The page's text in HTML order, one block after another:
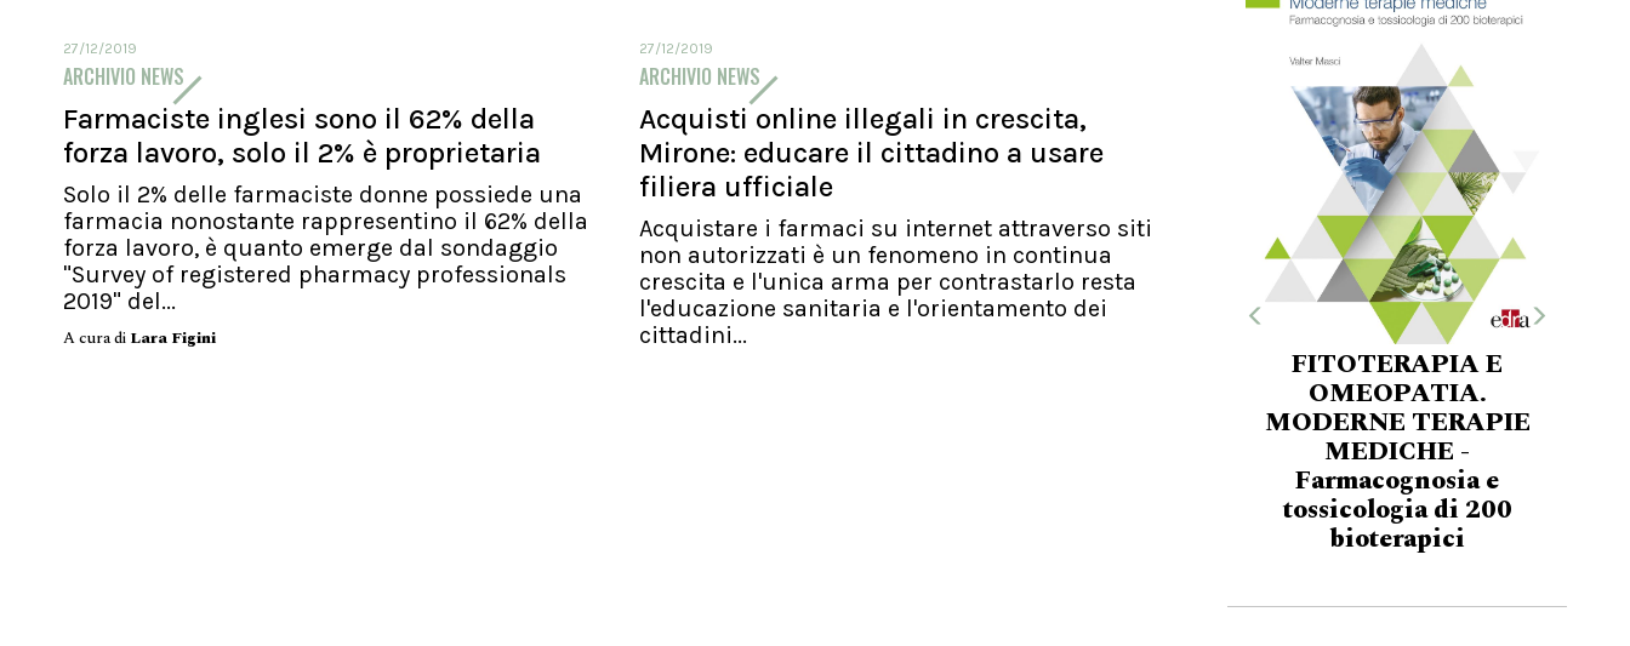
27/12/2019
ARCHIVIO NEWS
Farmaciste inglesi sono il 62% della
forza lavoro, solo il 2% è proprietaria
Solo il 2% delle farmaciste donne possiede una
farmacia nonostante rappresentino il 62% della
forza lavoro, è quanto emerge dal sondaggio
"Survey of registered pharmacy professionals
2019" del...
A cura di Lara Figini
27/12/2019
ARCHIVIO NEWS
Acquisti online illegali in crescita,
Mirone: educare il cittadino a usare
filiera ufficiale
Acquistare i farmaci su internet attraverso siti
non autorizzati è un fenomeno in continua
crescita e l'unica arma per contrastarlo resta
l'educazione sanitaria e l'orientamento dei
cittadini...
FITOTERAPIA E
OMEOPATIA.
MODERNE TERAPIE
MEDICHE -
Farmacognosia e
tossicologia di 200
bioterapici